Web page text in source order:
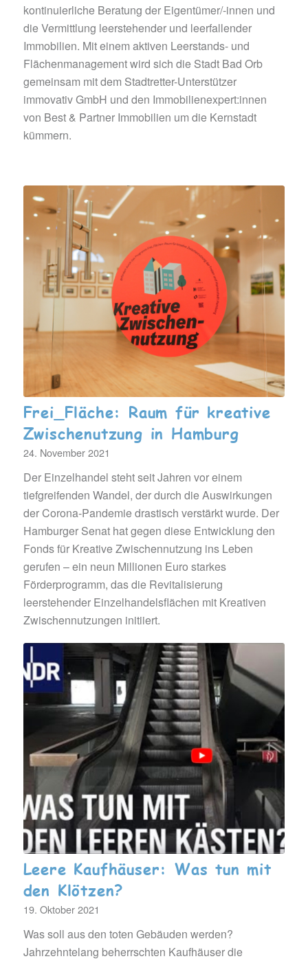
kontinuierliche Beratung der Eigentümer/-innen und
die Vermittlung leerstehender und leerfallender
Immobilien. Mit einem aktiven Leerstands- und
Flächenmanagement wird sich die Stadt Bad Orb
gemeinsam mit dem Stadtretter-Unterstützer
immovativ GmbH und den Immobilienexpert:innen
von Best & Partner Immobilien um die Kernstadt
kümmern.
Frei_Fläche: Raum für kreative
Zwischenutzung in Hamburg
24. November 2021
Der Einzelhandel steht seit Jahren vor einem
tiefgreifenden Wandel, der durch die Auswirkungen
der Corona-Pandemie drastisch verstärkt wurde. Der
Hamburger Senat hat gegen diese Entwicklung den
Fonds für Kreative Zwischennutzung ins Leben
gerufen – ein neun Millionen Euro starkes
Förderprogramm, das die Revitalisierung
leerstehender Einzelhandelsflächen mit Kreativen
Zwischennutzungen initiiert.
Leere Kaufhäuser: Was tun mit
den Klötzen?
19. Oktober 2021
Was soll aus den toten Gebäuden werden?
Jahrzehntelang beherrschten Kaufhäuser die